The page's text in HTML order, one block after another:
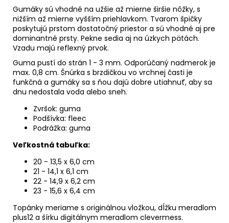
Gumáky sú vhodné na užšie až mierne širšie nôžky, s
nižším až mierne vyšším priehlavkom. Tvarom špičky
poskytujú prstom dostatočný priestor a sú vhodné aj pre
dominantné prsty. Pekne sedia aj na úzkych pätách.
Vzadu majú reflexný prvok.
Guma pustí do strán 1 - 3 mm. Odporúčaný nadmerok je
max. 0,8 cm. Šnúrka s brzdičkou vo vrchnej časti je
funkčná a gumáky sa s ňou dajú dobre utiahnuť, aby sa
dnu nedostala voda alebo sneh.
Zvršok: guma
Podšívka: fleec
Podrážka: guma
Veľkostná tabuľka:
20 - 13,5 x 6,0 cm
21 - 14,1 x 6,1 cm
22 - 14,9 x 6,2 cm
23 - 15,6 x 6,4 cm
Topánky meriame s originálnou vložkou, dĺžku meradlom
plus12 a šírku digitálnym meradlom clevermess.